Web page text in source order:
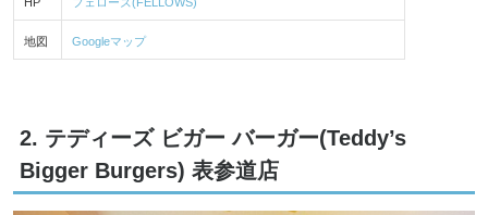
地図 Googleマップ
2. テディーズ ビガー バーガー(Teddy’s
Bigger Burgers) 表参道店